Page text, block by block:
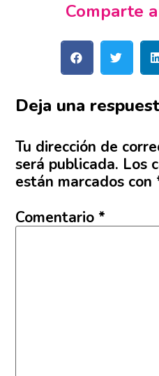
Comparte
Deja una
Tu dirección de
será publicada. Los
están marcados con
Comentario *